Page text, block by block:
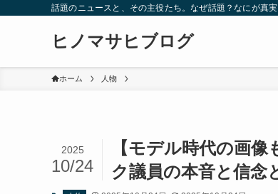
話題のニュースと、その主役たち。なぜ話題？なにが真実
ヒノマサヒブログ
ホーム 人物
【モデル時代の画
ク議員の本音と信念
2025
10/24